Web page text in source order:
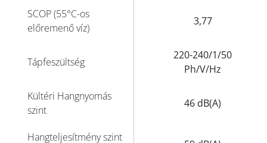
SCOP (55°C-os
előremenő víz)
3,77
Tápfeszültség
220-240/1/50
Ph/V/Hz
Kültéri Hangnyomás
szint
46 dB(A)
Hangteljesítmény szint